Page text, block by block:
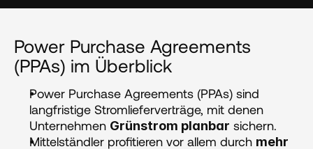
Power Purchase Agreements
(PPAs) im Überblick
Power Purchase Agreements (PPAs) sind
langfristige Stromlieferverträge, mit denen
Unternehmen Grünstrom planbar sichern.
Mittelständler profitieren vor allem durch mehr